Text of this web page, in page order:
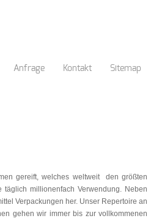
Anfrage Kontakt Sitemap
gereift, welches weltweit den größten
millionenfach Verwendung. Neben
Verpackungen her. Unser Repertoire an
gehen wir immer bis zur vollkommenen